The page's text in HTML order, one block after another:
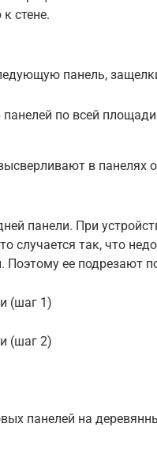
стене.
панель,
по всей
в панелях
панели. При
случается так, что
Поэтому ее подрезают
(шаг 1)
(шаг 2)
панелей на